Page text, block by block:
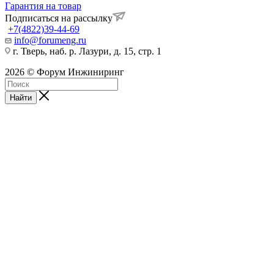
Гарантия на товар
Подписаться на рассылку
+7(4822)39-44-69
info@forumeng.ru
г. Тверь, наб. р. Лазури, д. 15, стр. 1
2026 © Форум Инжиниринг
Найти